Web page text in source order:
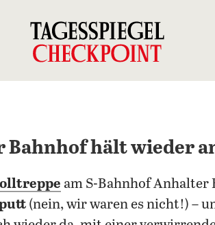
hält wieder
am S-Bahnhof Anhalter
(nein, wir waren es nicht!) –